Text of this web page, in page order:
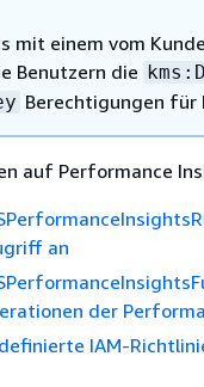
mit einem vom
Benutzern die
Berechtigungen für
auf Performance
an
der
IAM-